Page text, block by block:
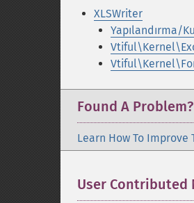
XLSWriter
Yapılandırma/
Found A Problem?
Learn How To Improve
User Contributed